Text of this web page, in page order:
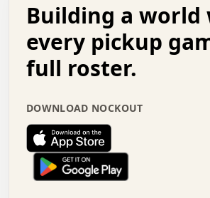
.   .   .   .   .   .   .   .
.   .   .   .   +   .   .   .
.   :   .   .   .   .   .   .   .
.   .   x   .   .   .   .   .
.   .   .   .   :   .   .   .   .
.   .   .   .   .   .   .   :   .
.   .   .   .   .   .   .   +   .
.   .   .   .   .   :   +   .
.   .   .   .   .   .   .   .
.   .   :   o   .   .   .   .
.   o   .   .   .   .   x   .
Building a world
every pickup
full roster.
DOWNLOAD NOCKOUT